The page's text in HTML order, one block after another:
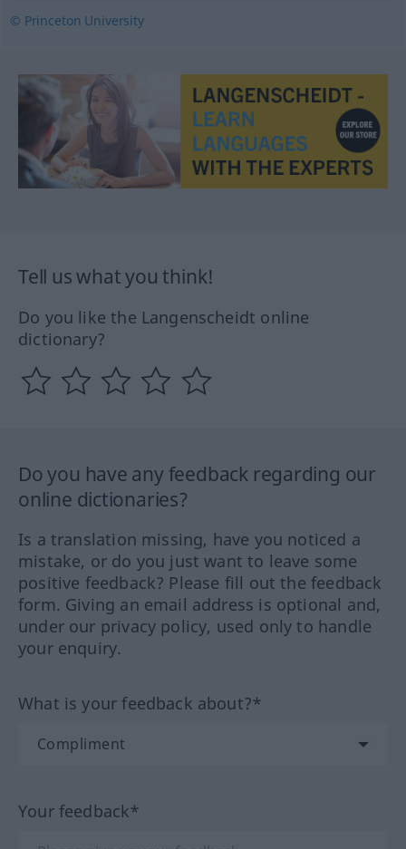
© Princeton University
Tell us what you think!
Do you like the Langenscheidt online
dictionary?
Do you have any feedback regarding our
online dictionaries?
Is a translation missing, have you noticed a
mistake, or do you just want to leave some
positive feedback? Please fill out the feedback
form. Giving an email address is optional and,
under our privacy policy, used only to handle
your enquiry.
What is your feedback about?*
Your feedback*